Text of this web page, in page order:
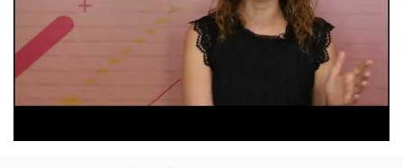
ÚLTIMO NÚMERO PUBLICADO